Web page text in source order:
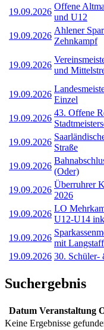
19.09.2026
Offene
und U12
19.09.2026
Ahlener
Zehnkampf
19.09.2026
und
19.09.2026
Einzel
19.09.2026
43. Offene
19.09.2026
Straße
19.09.2026
(Oder)
19.09.2026
Überruhrer
2026
19.09.2026
LO
U12-U14
19.09.2026
mit
19.09.2026 30. Schüler-
Suchergebnis
Datum Veranstaltung
Keine Ergebnisse